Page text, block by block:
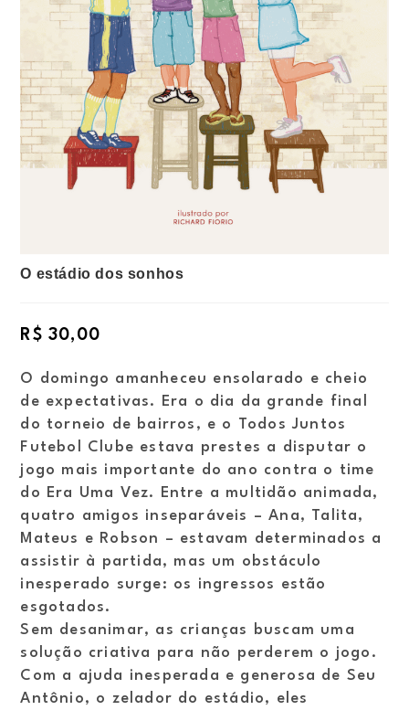
O estádio dos sonhos
R$ 30,00
O domingo amanheceu ensolarado e cheio
de expectativas. Era o dia da grande final
do torneio de bairros, e o Todos Juntos
Futebol Clube estava prestes a disputar o
jogo mais importante do ano contra o time
do Era Uma Vez. Entre a multidão animada,
quatro amigos inseparáveis – Ana, Talita,
Mateus e Robson – estavam determinados a
assistir à partida, mas um obstáculo
inesperado surge: os ingressos estão
esgotados.
Sem desanimar, as crianças buscam uma
solução criativa para não perderem o jogo.
Com a ajuda inesperada e generosa de Seu
Antônio, o zelador do estádio, eles